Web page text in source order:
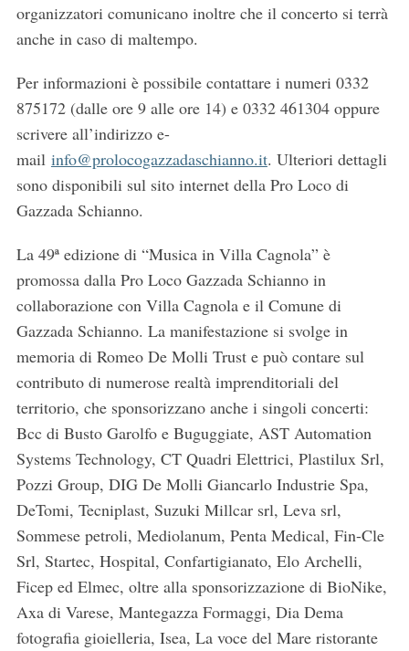
organizzatori comunicano inoltre che il concerto si terrà
anche in caso di maltempo.
Per informazioni è possibile contattare i numeri 0332
875172 (dalle ore 9 alle ore 14) e 0332 461304 oppure
scrivere all’indirizzo e-
mail info@prolocogazzadaschianno.it. Ulteriori dettagli
sono disponibili sul sito internet della Pro Loco di
Gazzada Schianno.
La 49ª edizione di “Musica in Villa Cagnola” è
promossa dalla Pro Loco Gazzada Schianno in
collaborazione con Villa Cagnola e il Comune di
Gazzada Schianno. La manifestazione si svolge in
memoria di Romeo De Molli Trust e può contare sul
contributo di numerose realtà imprenditoriali del
territorio, che sponsorizzano anche i singoli concerti:
Bcc di Busto Garolfo e Buguggiate, AST Automation
Systems Technology, CT Quadri Elettrici, Plastilux Srl,
Pozzi Group, DIG De Molli Giancarlo Industrie Spa,
DeTomi, Tecniplast, Suzuki Millcar srl, Leva srl,
Sommese petroli, Mediolanum, Penta Medical, Fin-Cle
Srl, Startec, Hospital, Confartigianato, Elo Archelli,
Ficep ed Elmec, oltre alla sponsorizzazione di BioNike,
Axa di Varese, Mantegazza Formaggi, Dia Dema
fotografia gioielleria, Isea, La voce del Mare ristorante
S
a
r